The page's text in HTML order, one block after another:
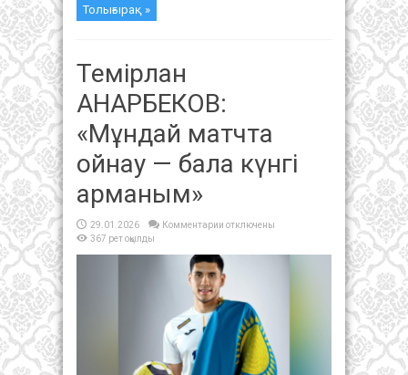
Толығырақ »
Темірлан
АНАРБЕКОВ:
«Мұндай матчта
ойнау — бала күнгі
арманым»
29.01.2026 Комментарии к
АНАРБЕКОВ:
«Мұндай
матчта
ойнау
бала
күнгі
арманым»
отключены
367 рет оқылды